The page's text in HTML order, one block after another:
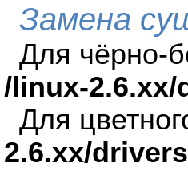
Замена
Для чёрно-
/linux-
Для
2.6.xx/